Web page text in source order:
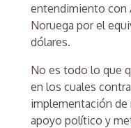
entendimiento con
Noruega por el
dólares.
No es todo lo que
en los cuales
implementación de
apoyo político y